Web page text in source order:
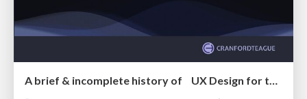
A brief & incomplete history of UX Design for the World Wide Web: 1989–2019